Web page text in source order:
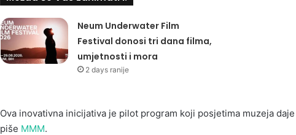
Neum Underwater Film
Festival donosi tri dana filma,
umjetnosti i mora
2 days ranije
Ova inovativna inicijativa je pilot program koji posjetima muzeja
piše MMM.